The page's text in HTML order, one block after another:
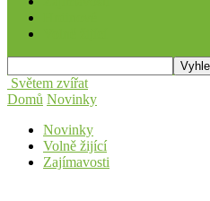
Světem zvířat
Domů Novinky
Novinky
Volně žijící
Zajímavosti